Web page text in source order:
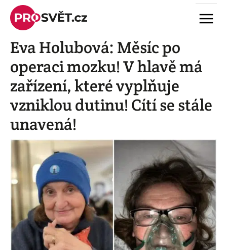
Skip
content
Menu
Eva Holubová: Měsíc po
operaci mozku! V hlavě má
zařízení, které vyplňuje
vzniklou dutinu! Cítí se stále
unavená!